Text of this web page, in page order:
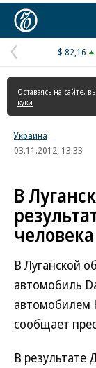
Предыдущая
страница
$ 82,16
Оставаясь на сайте,
куки
Украина
03.11.2012, 13:33
В
человека
В Луганской
автомобиль
автомобилем
сообщает
В результате